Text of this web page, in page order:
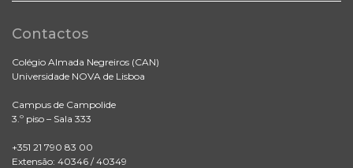
Contactos
Colégio Almada Negreiros (CAN)
Universidade NOVA de Lisboa
Campus de Campolide
3.º piso – Sala 333
+351 21 790 83 00
Extensão: 40346 / 40349